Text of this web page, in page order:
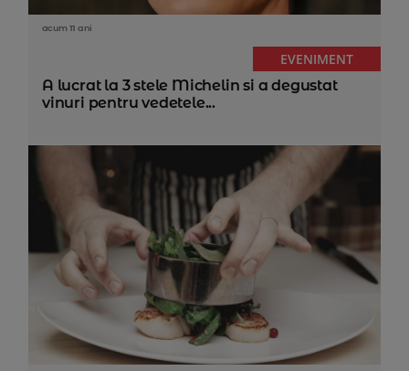
acum 11 ani
EVENIMENT
A lucrat la 3 stele Michelin si a degustat
vinuri pentru vedetele...